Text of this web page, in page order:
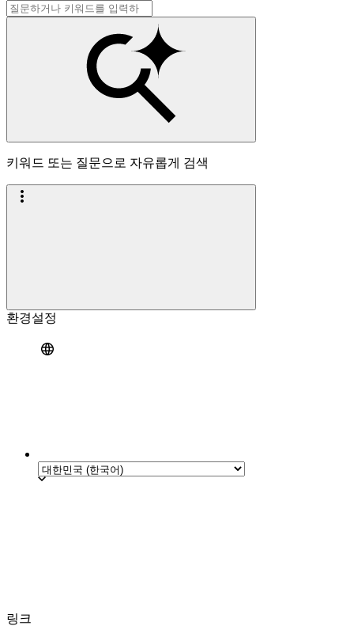
키워드 또는 질문으로 자유롭게 검색
환경설정
링크